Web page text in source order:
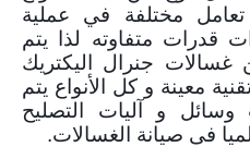
مختلفة في عملية
قدرات متفاوته لذا يتم
جنرال اليكتريك
معينة و كل الأنواع يتم
وسائل و آليات التصليح
فى صيانة الغسالات.